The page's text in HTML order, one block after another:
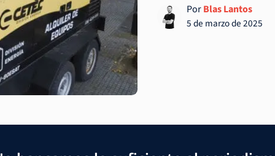
PorBlas Lantos
5 de marzo de 2025